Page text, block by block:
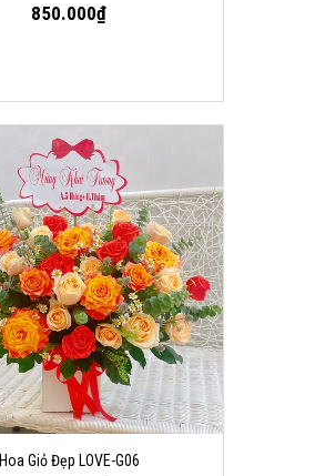
850.000₫
Hoa Giỏ Đẹp LOVE-G06